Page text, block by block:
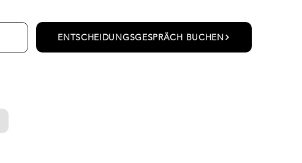
ENTSCHEIDUNGSGESPRÄCH BUCHEN